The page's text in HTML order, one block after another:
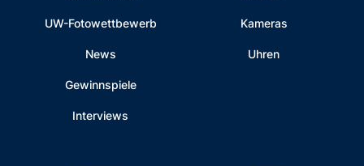
UW-Fotowettbewerb
News
Gewinnspiele
Interviews
Kameras
Uhren